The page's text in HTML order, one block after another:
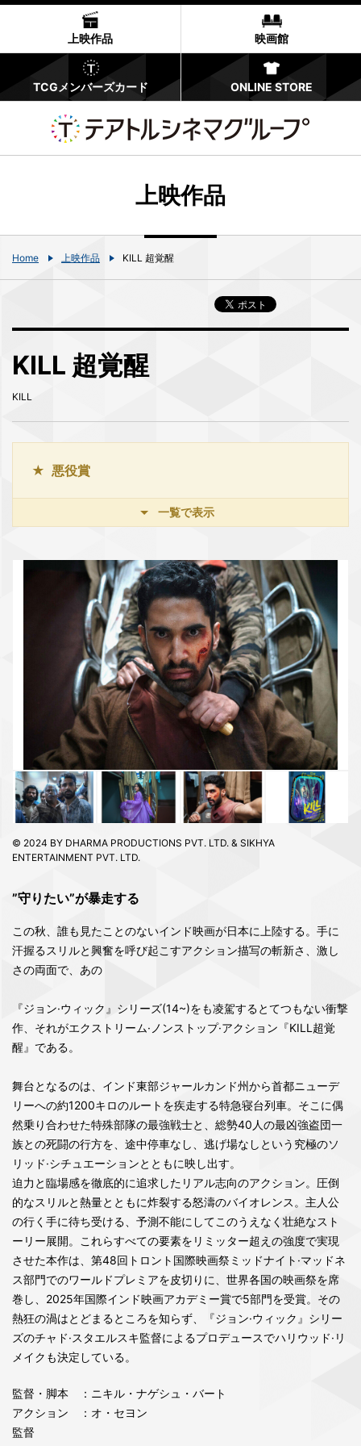
上映作品 映画館
TCGメンバーズカード ONLINE STORE
上映作品
Home 上映作品 KILL 超覚醒
KILL 超覚醒
KILL
悪役賞
一覧で表示
© 2024 BY DHARMA PRODUCTIONS PVT. LTD. & SIKHYA
ENTERTAINMENT PVT. LTD.
”守りたい”が暴走する
この秋、誰も見たことのないインド映画が日本に上陸する。手に
汗握るスリルと興奮を呼び起こすアクション描写の斬新さ、激し
さの両面で、あの
『ジョン·ウィック』シリーズ(14~)をも凌駕するとてつもない衝撃
作、それがエクストリーム·ノンストップ·アクション『KILL超覚
醒』である。
舞台となるのは、インド東部ジャールカンド州から首都ニューデ
リーへの約1200キロのルートを疾走する特急寝台列車。そこに偶
然乗り合わせた特殊部隊の最強戦士と、総勢40人の最凶強盗団一
族との死闘の行方を、途中停車なし、逃げ場なしという究極のソ
リッド·シチュエーションとともに映し出す。
迫力と臨場感を徹底的に追求したリアル志向のアクション。圧倒
的なスリルと熱量とともに炸裂する怒濤のバイオレンス。主人公
の行く手に待ち受ける、予測不能にしてこのうえなく壮絶なスト
ーリー展開。これらすべての要素をリミッター超えの強度で実現
させた本作は、第48回トロント国際映画祭ミッドナイト·マッドネ
ス部門でのワールドプレミアを皮切りに、世界各国の映画祭を席
巻し、2025年国際インド映画アカデミー賞で5部門を受賞。その
熱狂の渦はとどまるところを知らず、『ジョン·ウィック』シリー
ズのチャド·スタエルスキ監督によるプロデュースでハリウッド·リ
メイクも決定している。
監督・脚本
：ニキル・ナゲシュ・バート
アクション
監督
：オ・セヨン